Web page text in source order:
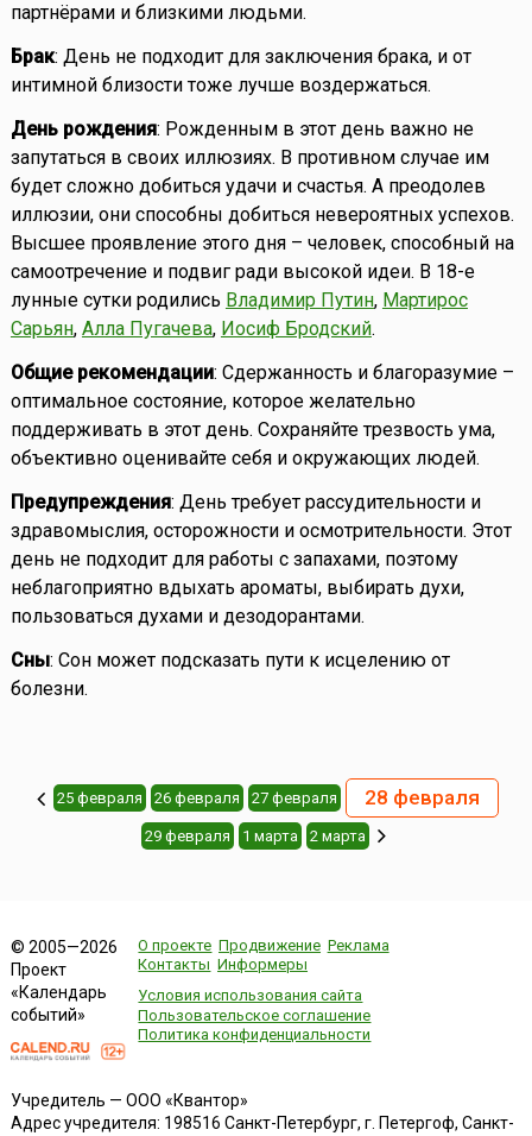
партнёрами и близкими людьми.
Брак: День не подходит для заключения брака, и от
интимной близости тоже лучше воздержаться.
День рождения: Рожденным в этот день важно не
запутаться в своих иллюзиях. В противном случае им
будет сложно добиться удачи и счастья. А преодолев
иллюзии, они способны добиться невероятных успехов.
Высшее проявление этого дня – человек, способный на
самоотречение и подвиг ради высокой идеи. В 18-е
лунные сутки родились Владимир Путин, Мартирос
Сарьян, Алла Пугачева, Иосиф Бродский.
Общие рекомендации: Сдержанность и благоразумие –
оптимальное состояние, которое желательно
поддерживать в этот день. Сохраняйте трезвость ума,
объективно оценивайте себя и окружающих людей.
Предупреждения: День требует рассудительности и
здравомыслия, осторожности и осмотрительности. Этот
день не подходит для работы с запахами, поэтому
неблагоприятно вдыхать ароматы, выбирать духи,
пользоваться духами и дезодорантами.
Сны: Сон может подсказать пути к исцелению от
болезни.
25 февраля 26 февраля 27 февраля 28 февраля
29 февраля 1 марта 2 марта
© 2005—2026
Проект
«Календарь
событий»
О проекте Продвижение Реклама
Контакты Информеры
Условия использования сайта
Пользовательское соглашение
Политика конфиденциальности
Учредитель — ООО «Квантор»
Адрес учредителя: 198516 Санкт-Петербург, г. Петергоф, Санкт-